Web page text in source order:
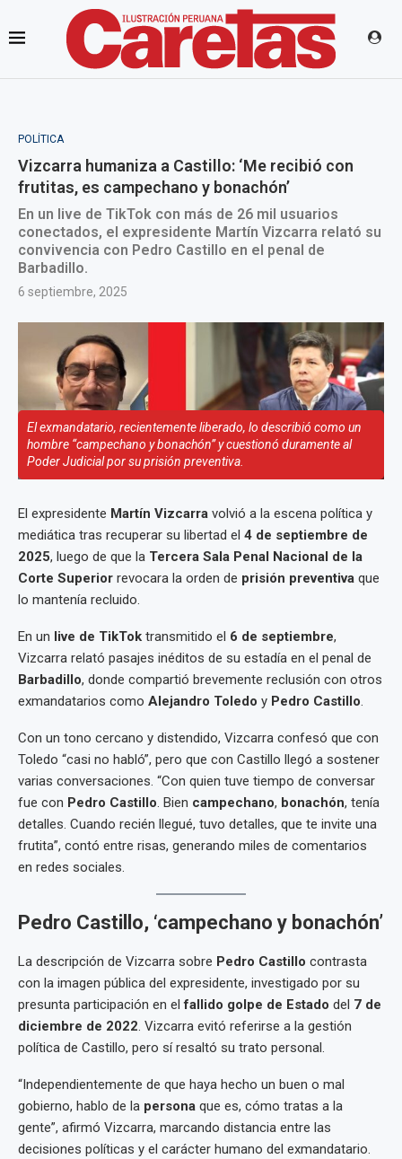
POLÍTICA
Vizcarra humaniza a Castillo: ‘Me recibió con
frutitas, es campechano y bonachón’
En un live de TikTok con más de 26 mil usuarios
conectados, el expresidente Martín Vizcarra relató su
convivencia con Pedro Castillo en el penal de
Barbadillo.
6 septiembre, 2025
El exmandatario, recientemente liberado, lo describió como un
hombre “campechano y bonachón” y cuestionó duramente al
Poder Judicial por su prisión preventiva.
El expresidente Martín Vizcarra volvió a la escena política y
mediática tras recuperar su libertad el 4 de septiembre de
2025, luego de que la Tercera Sala Penal Nacional de la
Corte Superior revocara la orden de prisión preventiva que
lo mantenía recluido.
En un live de TikTok transmitido el 6 de septiembre,
Vizcarra relató pasajes inéditos de su estadía en el penal de
Barbadillo, donde compartió brevemente reclusión con otros
exmandatarios como Alejandro Toledo y Pedro Castillo.
Con un tono cercano y distendido, Vizcarra confesó que con
Toledo “casi no habló”, pero que con Castillo llegó a sostener
varias conversaciones. “Con quien tuve tiempo de conversar
fue con Pedro Castillo. Bien campechano, bonachón, tenía
detalles. Cuando recién llegué, tuvo detalles, que te invite una
frutita”, contó entre risas, generando miles de comentarios
en redes sociales.
Pedro Castillo, ‘campechano y bonachón’
La descripción de Vizcarra sobre Pedro Castillo contrasta
con la imagen pública del expresidente, investigado por su
presunta participación en elfallido golpe de Estado del 7 de
diciembre de 2022. Vizcarra evitó referirse a la gestión
política de Castillo, pero sí resaltó su trato personal.
“Independientemente de que haya hecho un buen o mal
gobierno, hablo de la persona que es, cómo tratas a la
gente”, afirmó Vizcarra, marcando distancia entre las
decisiones políticas y el carácter humano del exmandatario.